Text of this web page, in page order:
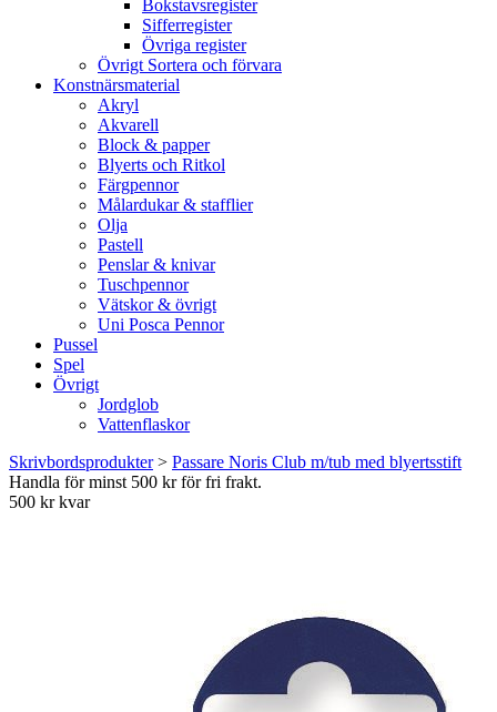
Bokstavsregister
Sifferregister
Övriga register
Övrigt Sortera och förvara
Konstnärsmaterial
Akryl
Akvarell
Block & papper
Blyerts och Ritkol
Färgpennor
Målardukar & stafflier
Olja
Pastell
Penslar & knivar
Tuschpennor
Vätskor & övrigt
Uni Posca Pennor
Pussel
Spel
Övrigt
Jordglob
Vattenflaskor
Skrivbordsprodukter> Passare Noris Club m/tub med blyertsstift
Handla för minst 500 kr för fri frakt.
500 kr kvar